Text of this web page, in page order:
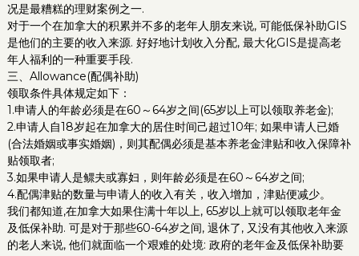
况是最糟糕的理财案例之一.
对于一个在加拿大的积累并不多的老年人朋友来说, 可能低保补助GIS
是他们的主要的收入来源. 好好地计划收入分配, 最大化GIS是提高老
年人福利的一种重要手段.
三、Allowance(配偶补助)
领取条件具体规定如下：
1.申请人的年龄必须是在60～64岁之间(65岁以上可以领取养老金);
2.申请人自18岁起在加拿大的居住时间己超过10年; 如果申请人已婚
(合法婚姻或事实婚姻)，则其配偶必须是基本养老金津贴和收入保障补
贴领取者;
3.如果申请人是鳏夫或寡妇，则年龄必须是在60～64岁之间;
4.配偶津贴的数量与申请人的收入有关，收入增加，津贴便减少。
我们都知道,在加拿大如果住满十年以上, 65岁以上就可以领取老年金
及低保补助. 可是对于那些60-64岁之间, 退休了, 又没有其他收入来源
的老人来说, 他们就面临一个艰难的处境: 政府的老年金及低保补助要